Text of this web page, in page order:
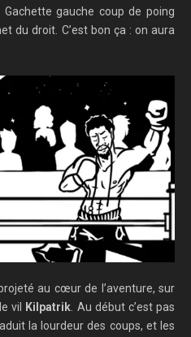
Gachette gauche coup de poing
du droit. C’est bon ça : on aura
au cœur de l’aventure, sur
vil
Kilpatrik. Au début c’est pas
la lourdeur des coups, et les